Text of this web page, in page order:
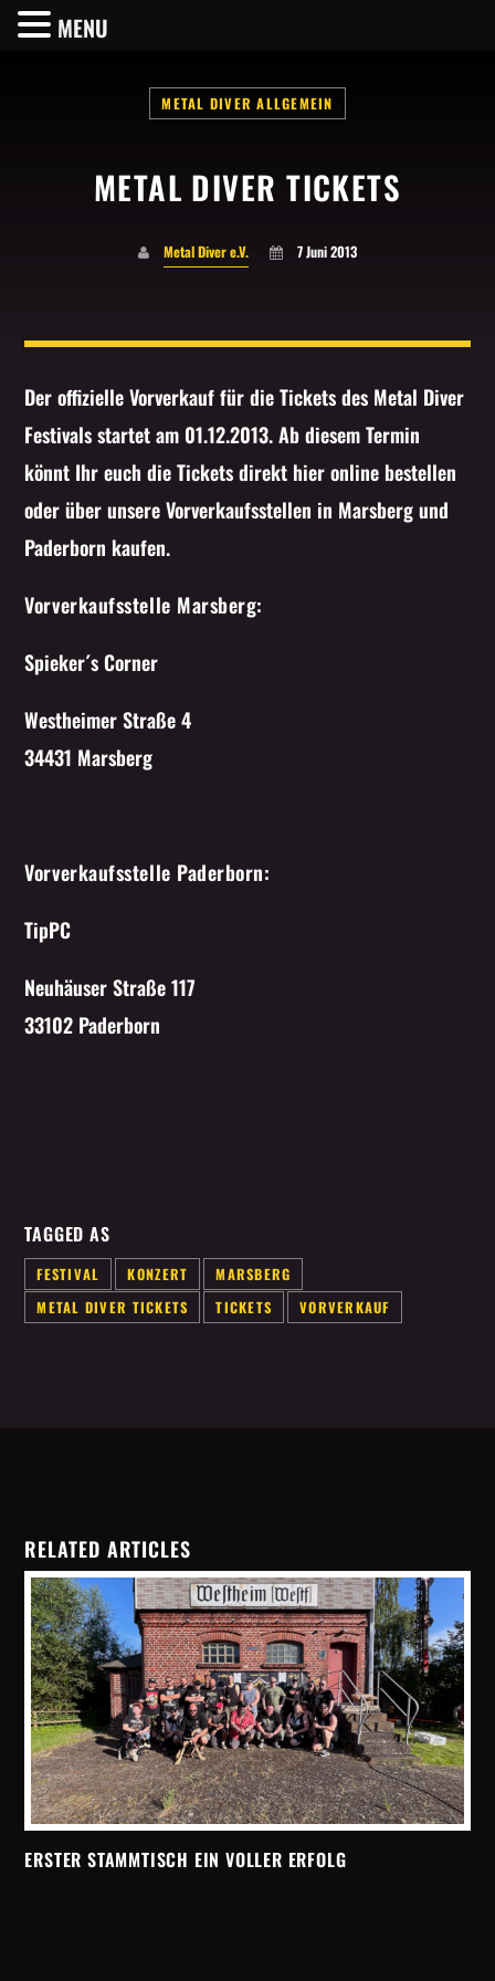
SHARE THIS PAGE ON:
Pinterest
Whatsapp
METAL DIVER ALLGEMEIN
METAL DIVER TICKETS
Metal Diver e.V. 7 Juni 2013
Der offizielle Vorverkauf für die Tickets des Metal Diver
Festivals startet am 01.12.2013. Ab diesem Termin
könnt Ihr euch die Tickets direkt hier online bestellen
oder über unsere Vorverkaufsstellen in Marsberg und
Paderborn kaufen.
Vorverkaufsstelle Marsberg:
Spieker´s Corner
Westheimer Straße 4
34431 Marsberg
Vorverkaufsstelle Paderborn:
TipPC
Neuhäuser Straße 117
33102 Paderborn
TAGGED AS
FESTIVAL KONZERT
MARSBERG
METAL DIVER TICKETS
TICKETS VORVERKAUF
RELATED ARTICLES
ERSTER STAMMTISCH EIN VOLLER ERFOLG
MENU